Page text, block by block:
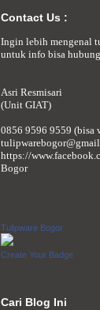
Contact Us :
Ingin lebih mengenal
untuk info bisa
Asri Resmisari
(Unit GIAT)
0856 9596 9559 (bisa
https://
Bogor
Tulipware Bogor
Create Your Badge
Cari Blog Ini